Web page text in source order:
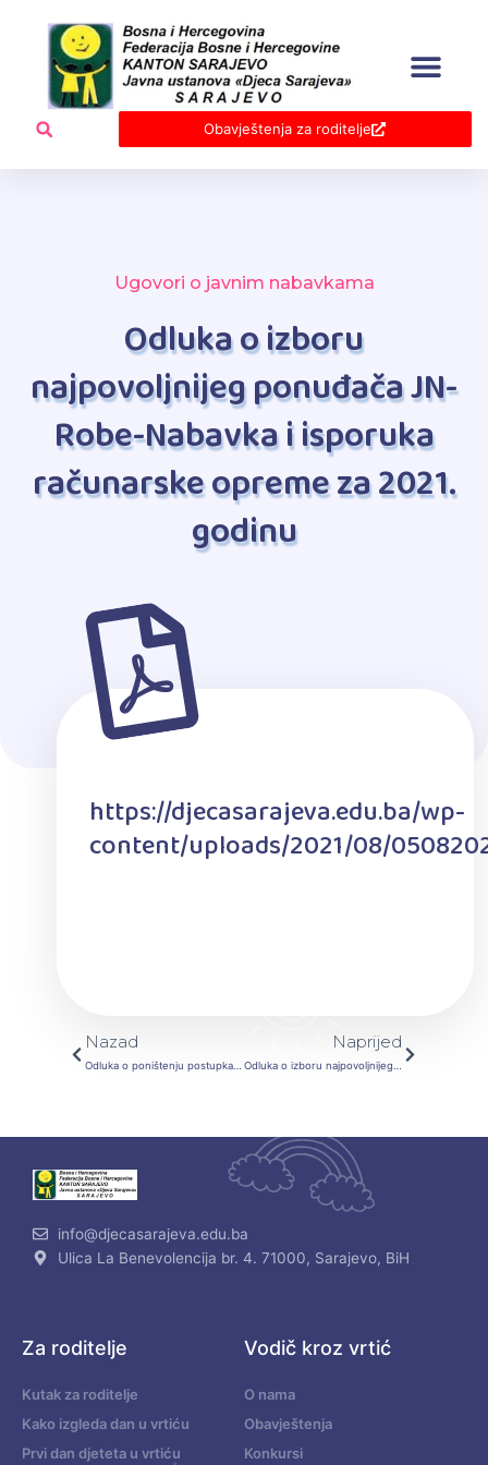
content
Obavještenja za roditelje
Ugovori o javnim nabavkama
Odluka o izboru
najpovoljnijeg ponuđača JN-
Robe-Nabavka i isporuka
računarske opreme za 2021.
godinu
https://djecasarajeva.edu.ba/wp-
content/uploads/2021/08/
Prev
Nazad
Odluka o poništenju postupka JN-Adaptacija vrtića “Šareni voz”
Naprijed
Odluka o izboru najpovoljnijeg ponuđača JN-Sanacija ograde u vrtićima za 2021. godinu
info@djecasarajeva.edu.ba
Ulica La Benevolencija br. 4. 71000, Sarajevo, BiH
Za roditelje
Kutak za roditelje
Kako izgleda dan u vrtiću
Prvi dan djeteta u vrtiću
Vodič kroz vrtić
O nama
Obavještenja
Konkursi